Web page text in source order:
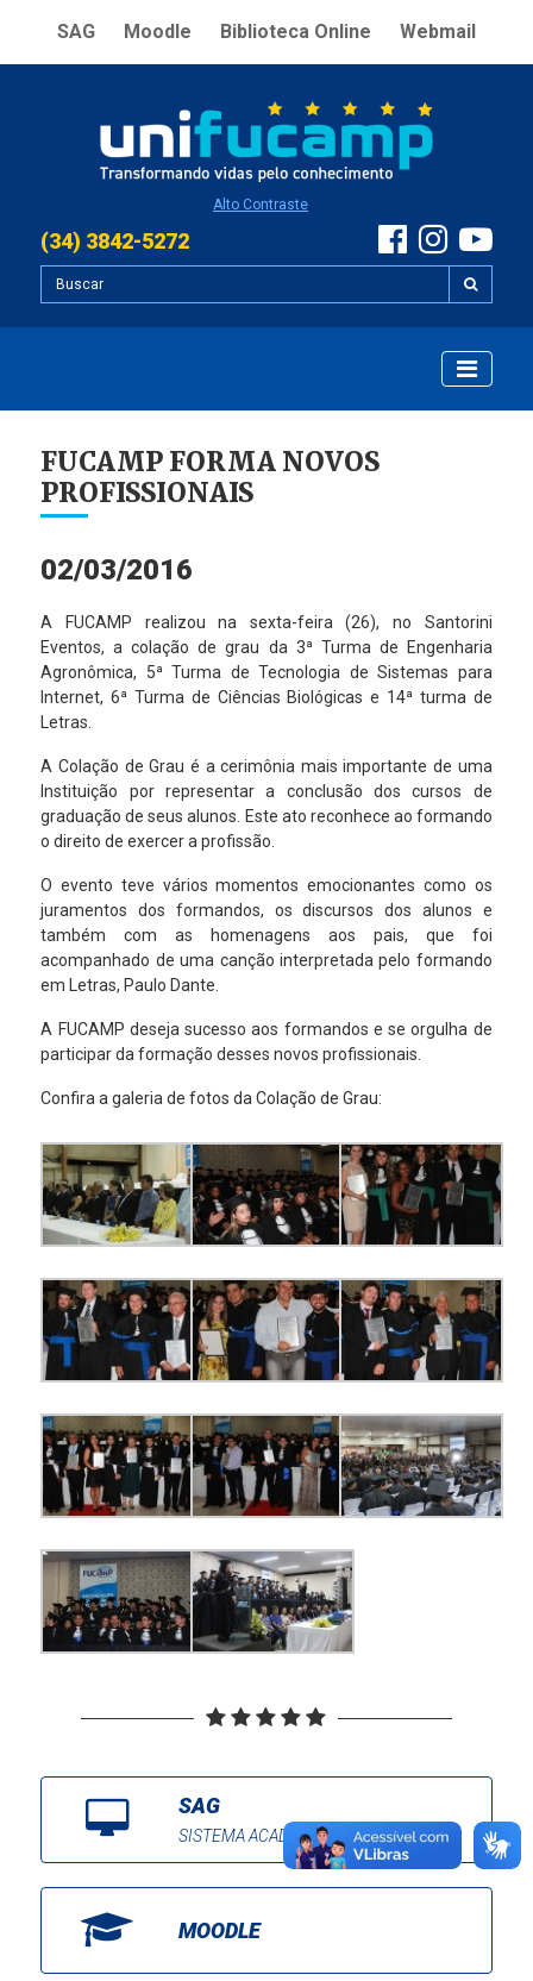
SAG Moodle Biblioteca Online Webmail
Alto Contraste
(34) 3842-5272
FUCAMP FORMA NOVOS
PROFISSIONAIS
02/03/2016
A FUCAMP realizou na sexta-feira (26), no Santorini
Eventos, a colação de grau da 3ª Turma de Engenharia
Agronômica, 5ª Turma de Tecnologia de Sistemas para
Internet, 6ª Turma de Ciências Biológicas e 14ª turma de
Letras.
A Colação de Grau é a cerimônia mais importante de uma
Instituição por representar a conclusão dos cursos de
graduação de seus alunos. Este ato reconhece ao formando
o direito de exercer a profissão.
O evento teve vários momentos emocionantes como os
juramentos dos formandos, os discursos dos alunos e
também com as homenagens aos pais, que foi
acompanhado de uma canção interpretada pelo formando
em Letras, Paulo Dante.
A FUCAMP deseja sucesso aos formandos e se orgulha de
participar da formação desses novos profissionais.
Confira a galeria de fotos da Colação de Grau:
SAG
SISTEMA ACADÊMICO DE GESTÃO
MOODLE